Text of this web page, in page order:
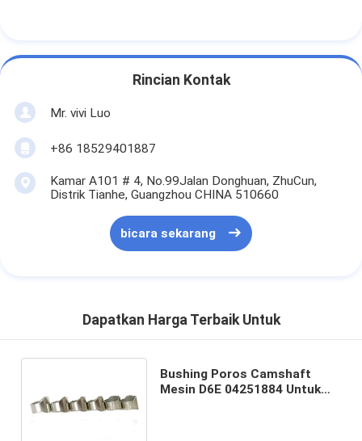
Rincian Kontak
Mr. vivi Luo
+86 18529401887
Kamar A101 # 4, No.99Jalan Donghuan, ZhuCun,
Distrik Tianhe, Guangzhou CHINA 510660
bicara sekarang
Dapatkan Harga Terbaik Untuk
Bushing Poros Camshaft
Mesin D6E 04251884 Untuk